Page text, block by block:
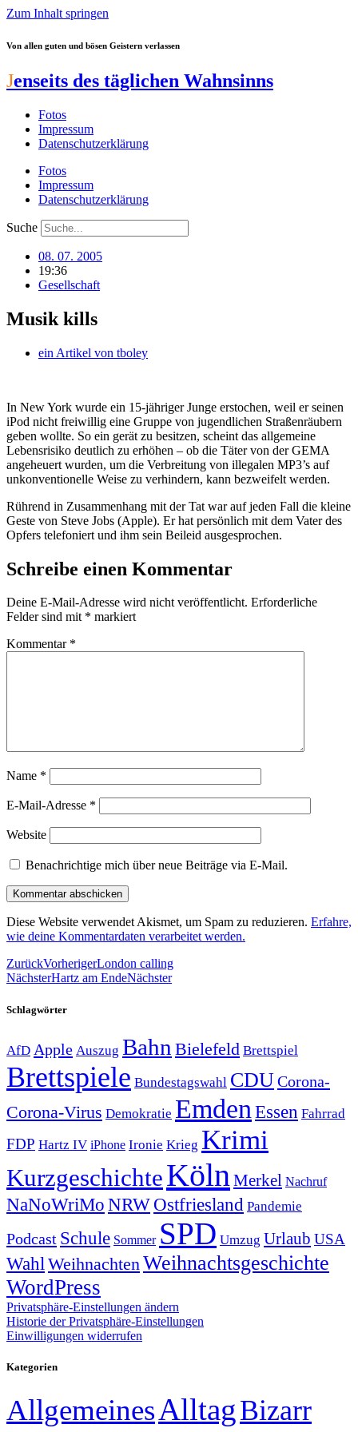
Zum Inhalt springen
Von allen guten und bösen Geistern verlassen
Jenseits des täglichen Wahnsinns
Fotos
Impressum
Datenschutzerklärung
Fotos
Impressum
Datenschutzerklärung
Suche
08. 07. 2005
19:36
Gesellschaft
Musik kills
ein Artikel von tboley
In New York wurde ein 15-jähriger Junge erstochen, weil er seinen
iPod nicht freiwillig eine Gruppe von jugendlichen Straßenräubern
geben wollte. So ein gerät zu besitzen, scheint das allgemeine
Lebensrisiko deutlich zu erhöhen – ob die Täter von der GEMA
angeheuert wurden, um die Verbreitung von illegalen MP3’s auf
unkonventionelle Weise zu verhindern, kann bezweifelt werden.
Rührend in Zusammenhang mit der Tat war auf jeden Fall die kleine
Geste von Steve Jobs (Apple). Er hat persönlich mit dem Vater des
Opfers telefoniert und ihm sein Beileid ausgesprochen.
Schreibe einen Kommentar
Deine E-Mail-Adresse wird nicht veröffentlicht. Erforderliche
Felder sind mit * markiert
Kommentar *
Name *
E-Mail-Adresse *
Website
Benachrichtige mich über neue Beiträge via E-Mail.
Diese Website verwendet Akismet, um Spam zu reduzieren. Erfahre,
wie deine Kommentardaten verarbeitet werden.
ZurückVorherigerLondon calling
NächsterHartz am EndeNächster
Schlagwörter
AfD Apple Auszug Bahn Bielefeld Brettspiel
Brettspiele Bundestagswahl CDUCorona-
Corona-Virus Demokratie Emden Essen Fahrrad
FDP Hartz IV iPhone Ironie Krieg Krimi
KurzgeschichteKöln Merkel Nachruf
NaNoWriMo NRWOstfriesland Pandemie
Podcast Schule Sommer SPD Umzug Urlaub USA
Wahl Weihnachten Weihnachtsgeschichte
WordPress
Privatsphäre-Einstellungen ändern
Historie der Privatsphäre-Einstellungen
Einwilligungen widerrufen
Kategorien
AllgemeinesAlltagBizarr